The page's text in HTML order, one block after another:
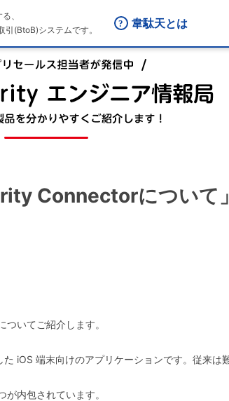
、
(BtoB)システムです。
韋駄天とは
Connectorについて」
いてご紹介します。
iOS 端末向けのアプリケーションです。従来は
内包されています。